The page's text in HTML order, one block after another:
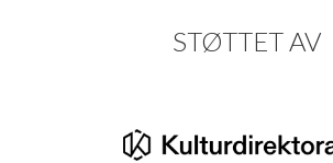
STØTTET AV